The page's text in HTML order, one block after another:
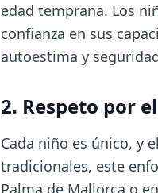
edad temprana. Los
confianza en sus
autoestima y
2. Respeto por
Cada niño es único, y
tradicionales, este
Palma de Mallorca o